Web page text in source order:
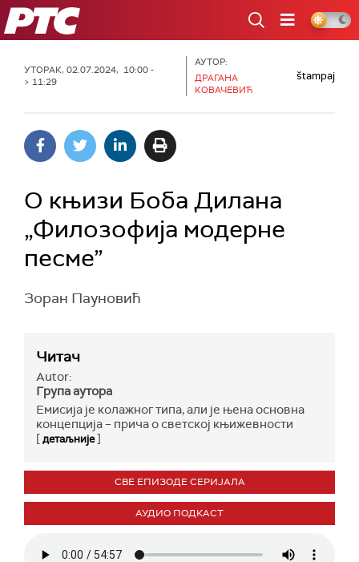
РТС
УТОРАК, 02.07.2024, 10:00 -
> 11:29
АУТОР:
ДРАГАНА
КОВАЧЕВИЋ
štampaj
О књизи Боба Дилана
„Филозофија модерне
песме”
Зоран Пауновић
Читач
Autor:
Група аутора
Емисија је колажног типа, али је њена основна
концепција – прича о светској књижевности
[детаљније]
СВЕ ЕПИЗОДЕ СЕРИЈАЛА
АУДИО ПОДКАСТ